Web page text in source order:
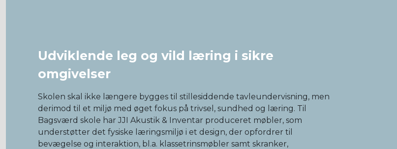
Udviklende leg og vild læring i sikre
omgivelser
Skolen skal ikke længere bygges til stillesiddende tavleundervisning, men
derimod til et miljø med øget fokus på trivsel, sundhed og læring. Til
Bagsværd skole har JJI Akustik & Inventar produceret møbler, som
understøtter det fysiske læringsmiljø i et design, der opfordrer til
bevægelse og interaktion, bl.a. klassetrinsmøbler samt skranker,